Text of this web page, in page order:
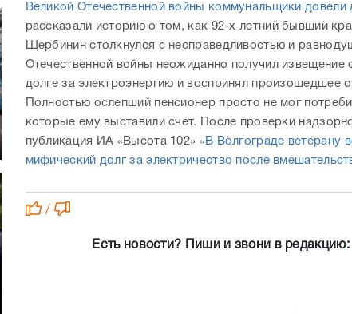
/
Есть новости? Пиши и звони в
«Течением уносит за секунды»: